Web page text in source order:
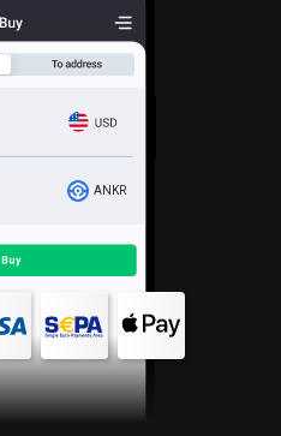
ANKR